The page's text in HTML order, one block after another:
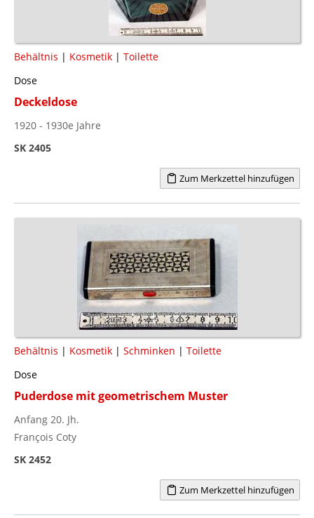
Behältnis | Kosmetik | Toilette
Dose
Deckeldose
1920 - 1930e Jahre
SK 2405
Zum Merkzettel hinzufügen
Behältnis | Kosmetik | Schminken | Toilette
Dose
Puderdose mit geometrischem Muster
Anfang 20. Jh.
François Coty
SK 2452
Zum Merkzettel hinzufügen